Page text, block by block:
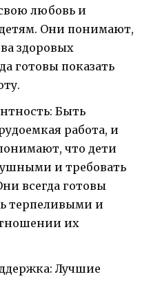
любовь и
Они понимают,
здоровых
готовы показать
Быть
работа, и
что дети
и требовать
всегда готовы
терпеливыми и
их
Лучшие